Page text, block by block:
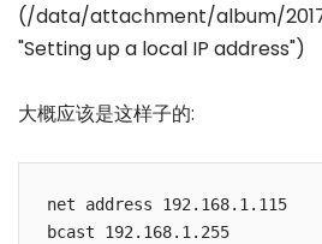
(/data/attachment/album/
"Setting up a local IP address")
大概应该是这样子的:
net address 192.168.1.115
bcast 192.168.1.255